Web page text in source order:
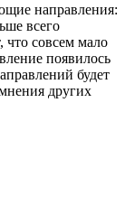
направления:
всего
что совсем мало
появилось
будет
других